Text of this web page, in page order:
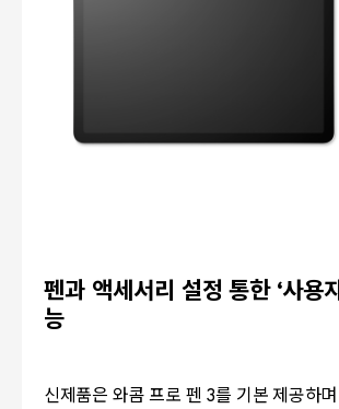
펜과 액세서리 설정 통한 ‘사용
능
신제품은 와콤 프로 펜 3를 기본 제공하